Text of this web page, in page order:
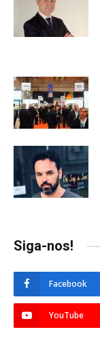
Siga-nos!
Facebook
YouTube